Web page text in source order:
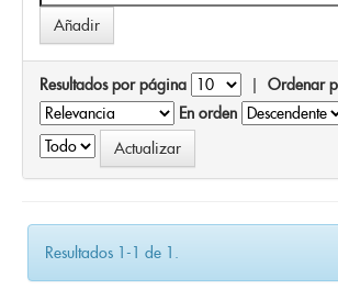
Resultados por página | Ordenar
En orden
Resultados 1-1 de 1.